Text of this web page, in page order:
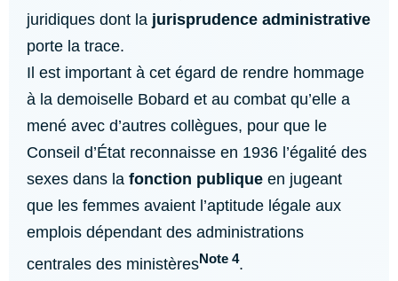
juridiques dont la jurisprudence administrative
porte la trace.
Il est important à cet égard de rendre hommage
à la demoiselle Bobard et au combat qu’elle a
mené avec d’autres collègues, pour que le
Conseil d’État reconnaisse en 1936 l’égalité des
sexes dans la fonction publique en jugeant
que les femmes avaient l’aptitude légale aux
emplois dépendant des administrations
centrales des ministèresNote 4.